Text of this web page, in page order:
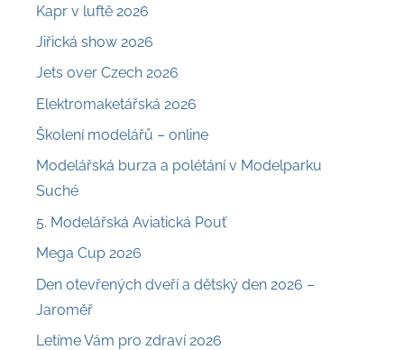
Kapr v luftě 2026
Jiřická show 2026
Jets over Czech 2026
Elektromaketářská 2026
Školení modelářů – online
Modelářská burza a polétání v Modelparku
Suché
5. Modelářská Aviatická Pouť
Mega Cup 2026
Den otevřených dveří a dětský den 2026 –
Jaroměř
Letíme Vám pro zdraví 2026